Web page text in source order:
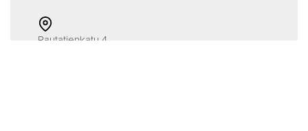
Rautatienkatu 4